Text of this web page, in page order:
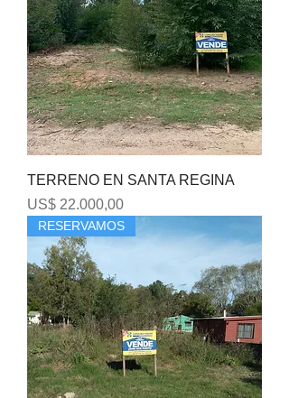
TERRENO EN SANTA REGINA
Precio
US$ 22.000,00
RESERVAMOS